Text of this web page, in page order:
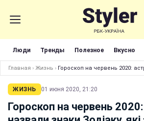
Люди Тренды Полезное Вкусно
Главная › Жизнь › Гороскоп на червень 2020:
ЖИЗНЬ 01 июня 2020, 21:20
Гороскоп на червень